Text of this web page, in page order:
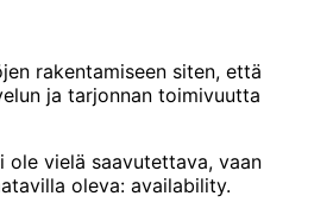
rakentamiseen siten, että
ja tarjonnan toimivuutta
ole vielä saavutettava, vaan
oleva: availability.